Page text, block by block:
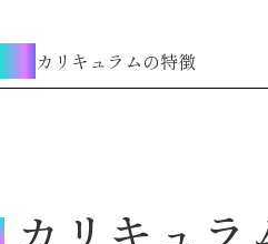
カリキュラムの特徴